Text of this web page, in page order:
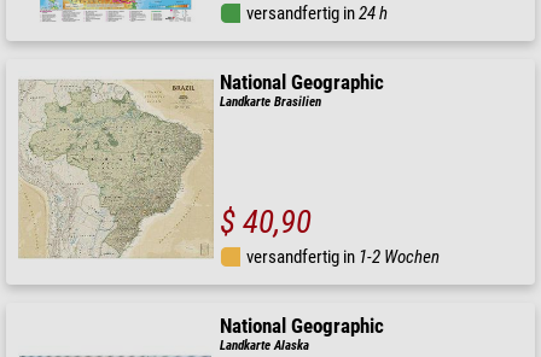
versandfertig in24 h
National Geographic
Landkarte Brasilien
$ 40,90
versandfertig in 1-2 Wochen
National Geographic
Landkarte Alaska